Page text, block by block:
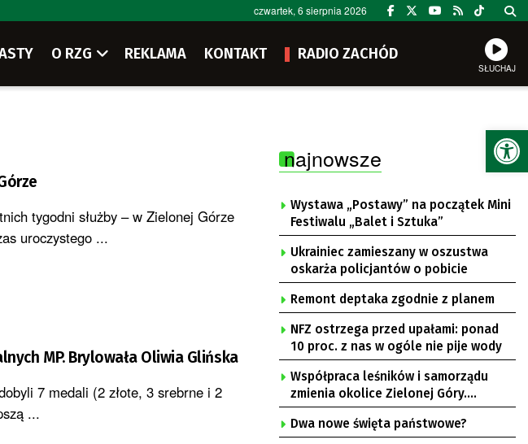
czwartek, 6 sierpnia 2026
O RZG REKLAMA KONTAKT RADIO ZACHÓD
SŁUCHAJ
tygodni służby – w Zielonej Górze
uroczystego ...
MP. Brylowała Oliwia Glińska
7 medali (2 złote, 3 srebrne i 2
...
najnowsze
Wystawa „Postawy” na początek Mini
Festiwalu „Balet i Sztuka”
Ukrainiec zamieszany w oszustwa
oskarża policjantów o pobicie
Remont deptaka zgodnie z planem
NFZ ostrzega przed upałami: ponad
10 proc. z nas w ogóle nie pije wody
Współpraca leśników i samorządu
zmienia okolice Zielonej Góry.
Powstają nowe ścieżki rowerowe
Dwa nowe święta państwowe?